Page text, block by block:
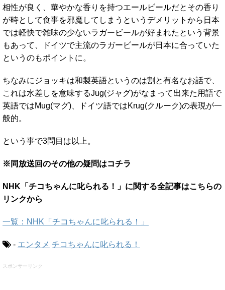
相性が良く、華やかな香りを持つエールビールだとその香り
が時として食事を邪魔してしまうというデメリットから日本
では軽快で雑味の少ないラガービールが好まれたという背景
もあって、ドイツで主流のラガービールが日本に合っていた
というのもポイントに。
ちなみにジョッキは和製英語というのは割と有名なお話で、
これは水差しを意味するJug(ジャグ)がなまって出来た用語で
英語ではMug(マグ)、ドイツ語ではKrug(クルーク)の表現が一
般的。
という事で3問目は以上。
※同放送回のその他の疑問はコチラ
NHK「チコちゃんに叱られる！」に関する全記事はこちらの
リンクから
一覧：NHK「チコちゃんに叱られる！」
- エンタメ チコちゃんに叱られる！
スポンサーリンク